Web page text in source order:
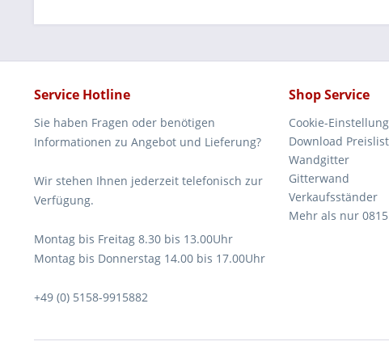
Service Hotline
Sie haben Fragen oder benötigen
Informationen zu Angebot und Lieferung?
Wir stehen Ihnen jederzeit telefonisch zur
Verfügung.
Montag bis Freitag 8.30 bis 13.00Uhr
Montag bis Donnerstag 14.00 bis 17.00Uhr
+49 (0) 5158-9915882
Shop Service
Cookie-
Download
Wandgitter
Gitterwand
Verkaufsständer
Mehr als nur 0815